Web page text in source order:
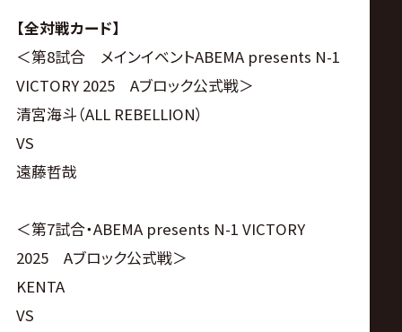
【全対戦カード】
＜第8試合 メインイベントABEMA presents N-1
VICTORY 2025 Aブロック公式戦＞
清宮海斗（ALL REBELLION）
VS
遠藤哲哉
＜第7試合・ABEMA presents N-1 VICTORY
2025 Aブロック公式戦＞
KENTA
VS